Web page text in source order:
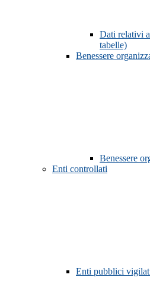
Dati relativi
tabelle)
Benessere
Benessere
Enti controllati
Enti pubblici